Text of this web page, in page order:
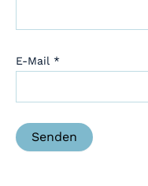
E-Mail *